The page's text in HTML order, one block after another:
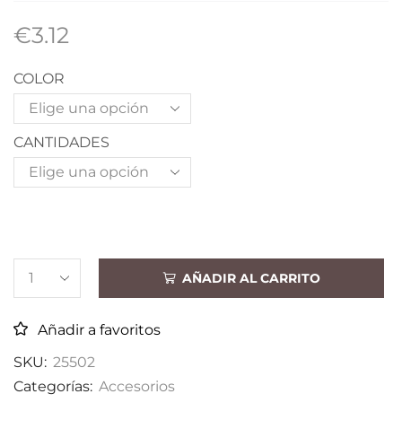
€3.12
COLOR
CANTIDADES
AÑADIR AL CARRITO
Añadir a favoritos
SKU: 25502
Categorías: Accesorios